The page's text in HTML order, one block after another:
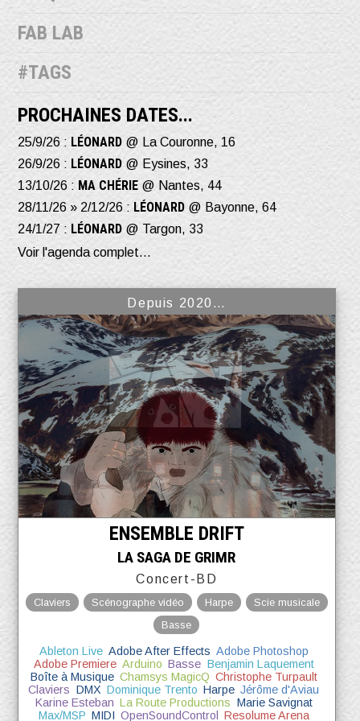
FAB LAB
#TAGS
PROCHAINES DATES...
25/9/26 : LÉONARD @ La Couronne, 16
26/9/26 : LÉONARD @ Eysines, 33
13/10/26 : MA CHÉRIE @ Nantes, 44
28/11/26 » 2/12/26 : LÉONARD @ Bayonne, 64
24/1/27 : LÉONARD @ Targon, 33
Voir l'agenda complet...
Depuis 2020…
ENSEMBLE DRIFT
LA SAGA DE GRIMR
Concert-BD
Claviers Scénographe vidéo Harpe
Scie musicale
Basse
Ableton Live Adobe After Effects Adobe Photoshop
Adobe Premiere Arduino Basse Benjamin Laquement
Boîte à Musique Chamsys MagicQ Christophe Turpault
Claviers DMX Dominique Trento Harpe Jérôme d'Aviau
Karine Esteban La Route Productions Marie Savignat
Max/MSP MIDI OpenSoundControl Resolume Arena